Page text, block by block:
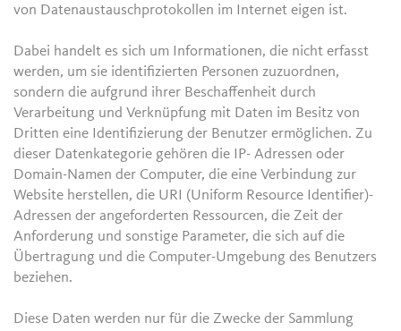
von Datenaustauschprotokollen im Internet eigen ist.
Dabei handelt es sich um Informationen, die nicht erfasst
werden, um sie identifizierten Personen zuzuordnen,
sondern die aufgrund ihrer Beschaffenheit durch
Verarbeitung und Verknüpfung mit Daten im Besitz von
Dritten eine Identifizierung der Benutzer ermöglichen. Zu
dieser Datenkategorie gehören die IP- Adressen oder
Domain-Namen der Computer, die eine Verbindung zur
Website herstellen, die URI (Uniform Resource Identifier)-
Adressen der angeforderten Ressourcen, die Zeit der
Anforderung und sonstige Parameter, die sich auf die
Übertragung und die Computer-Umgebung des Benutzers
beziehen.
Diese Daten werden nur für die Zwecke der Sammlung